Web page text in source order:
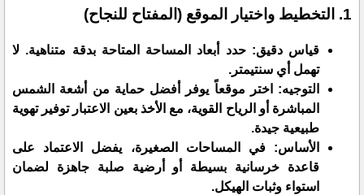
​1. التخطيط واختيار الموقع (المفتاح للنجاح)
​قياس دقيق: حدد أبعاد المساحة المتاحة بدقة متناهية. لا
تهمل أي سنتيمتر.
​التوجيه: اختر موقعاً يوفر أفضل حماية من أشعة الشمس
المباشرة أو الرياح القوية، مع الأخذ بعين الاعتبار توفير تهوية
طبيعية جيدة.
​الأساس: في المساحات الصغيرة، يفضل الاعتماد على
قاعدة خرسانية بسيطة أو أرضية صلبة جاهزة لضمان
استواء وثبات الهيكل.